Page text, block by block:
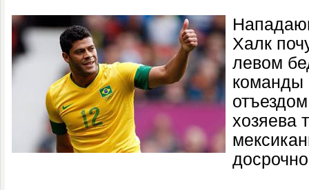
Халк
левом
команды
хозяева